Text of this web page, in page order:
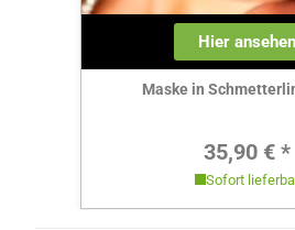
Hier ansehen
Maske in
35,90 € *
Sofort